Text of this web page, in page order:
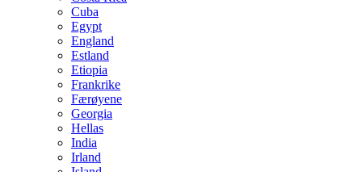
Cuba
Egypt
England
Estland
Etiopia
Frankrike
Færøyene
Georgia
Hellas
India
Irland